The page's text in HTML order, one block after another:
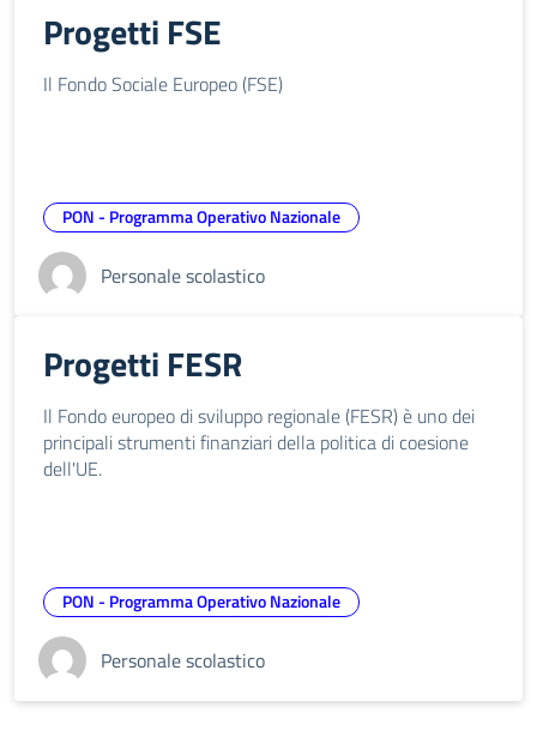
Progetti FSE
Il Fondo Sociale Europeo (FSE)
PON - Programma Operativo Nazionale
Personale scolastico
Progetti FESR
Il Fondo europeo di sviluppo regionale (FESR) è uno dei
principali strumenti finanziari della politica di coesione
dell'UE.
PON - Programma Operativo Nazionale
Personale scolastico